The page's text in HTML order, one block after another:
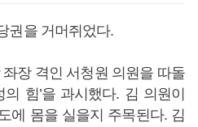
권을 거머쥐었다.
장 격인 서청원 의원을 따돌
힘’을 과시했다. 김 의원이
에 몸을 실을지 주목된다. 김